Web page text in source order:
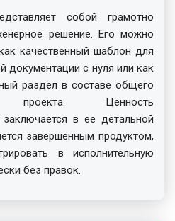
собой грамотно
решение. Его можно
качественный шаблон для
документации с нуля или как
раздел в составе общего
проекта. Ценность
в ее детальной
завершенным продуктом,
в исполнительную
без правок.